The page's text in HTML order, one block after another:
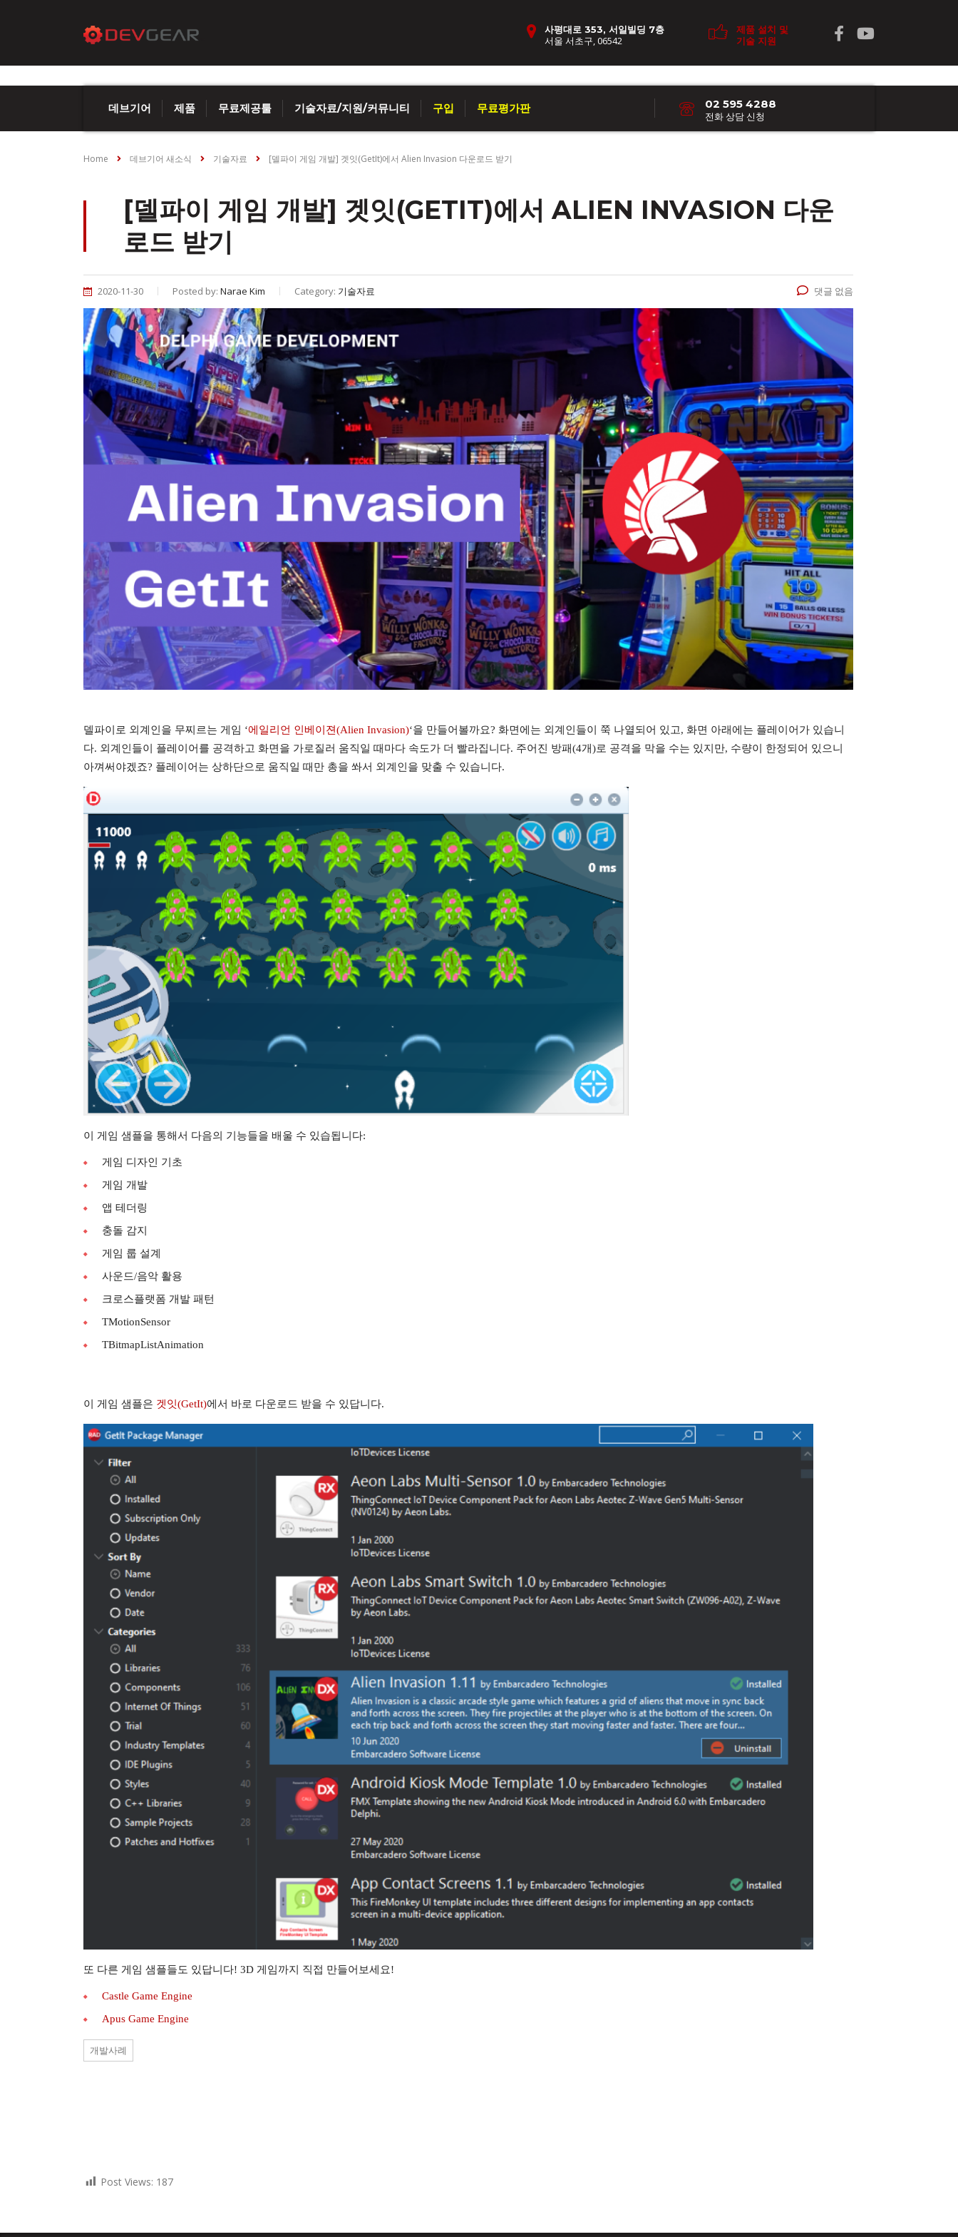
제품 설치 및
기술 지원
사평대로 353, 서일빌딩 7층
서울 서초구, 06542
데브기어 제품 무료제공툴 기술자료/지원/커뮤니티 구입 무료평가판 02 595 4288
전화 상담 신청
Home 데브기어 새소식 기술자료 [델파이 게임 개발] 겟잇(GetIt)에서 Alien Invasion 다운로드 받기
[델파이 게임 개발] 겟잇(GETIT)에서 ALIEN INVASION 다운
로드 받기
2020-11-30 Posted by: Narae Kim Category: 기술자료 댓글 없음
델파이로 외계인을 무찌르는 게임 ‘에일리언 인베이젼(Alien Invasion)‘을 만들어볼까요? 화면에는 외계인들이 쭉 나열되어 있고, 화면 아래에는 플레이어가 있습니
다. 외계인들이 플레이어를 공격하고 화면을 가로질러 움직일 때마다 속도가 더 빨라집니다. 주어진 방패(4개)로 공격을 막을 수는 있지만, 수량이 한정되어 있으니
아껴써야겠죠? 플레이어는 상하단으로 움직일 때만 총을 쏴서 외계인을 맞출 수 있습니다.
이 게임 샘플을 통해서 다음의 기능들을 배울 수 있습됩니다:
게임 디자인 기초
게임 개발
앱 테더링
충돌 감지
게임 룹 설계
사운드/음악 활용
크로스플랫폼 개발 패턴
TMotionSensor
TBitmapListAnimation
이 게임 샘플은 겟잇(GetIt)에서 바로 다운로드 받을 수 있답니다.
또 다른 게임 샘플들도 있답니다! 3D 게임까지 직접 만들어보세요!
Castle Game Engine
Apus Game Engine
개발사례
Post Views: 187